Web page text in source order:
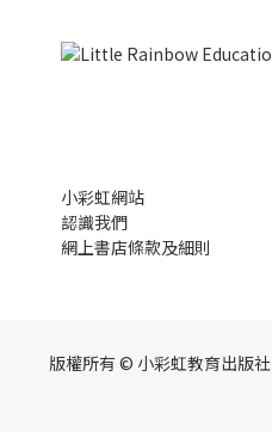
小彩虹網站
認識我們
網上書店條款及細則
版權所有 © 小彩虹教育出版社